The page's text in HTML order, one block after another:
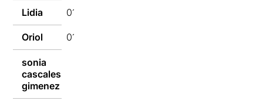
Lidia 01/03/2023
Oriol 01/03/2023
sonia
cascales
gimenez